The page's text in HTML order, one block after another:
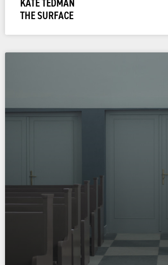
KATE TEDMAN
THE SURFACE